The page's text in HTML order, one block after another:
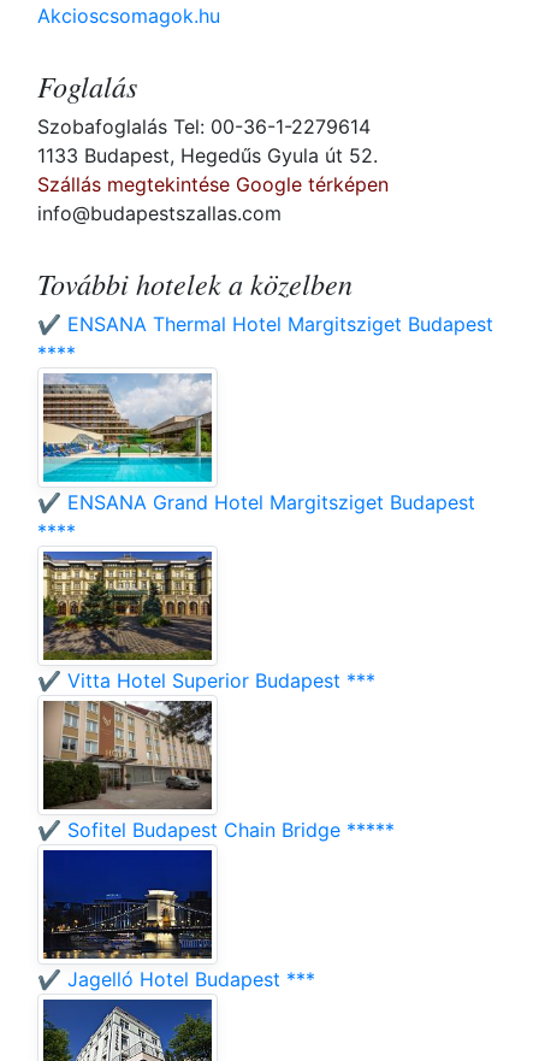
Akcioscsomagok.hu
Foglalás
Szobafoglalás Tel: 00-36-1-2279614
1133 Budapest, Hegedűs Gyula út 52.
Szállás megtekintése Google térképen
info@budapestszallas.com
További hotelek a közelben
✔️ ENSANA Thermal Hotel Margitsziget Budapest
****
✔️ ENSANA Grand Hotel Margitsziget Budapest
****
✔️ Vitta Hotel Superior Budapest ***
✔️ Sofitel Budapest Chain Bridge *****
✔️ Jagelló Hotel Budapest ***